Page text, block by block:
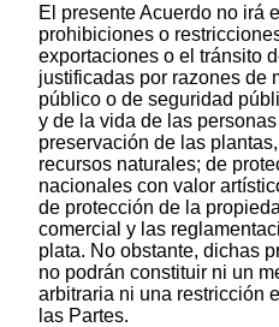
El presente Acuerdo no irá
prohibiciones o
exportaciones o el tránsito
justificadas por razones de
público o de seguridad
y de la vida de las
preservación de las
recursos naturales; de
nacionales con valor
de protección de la
comercial y las
plata. No obstante, dichas
no podrán constituir ni un
arbitraria ni una restricción
las Partes.